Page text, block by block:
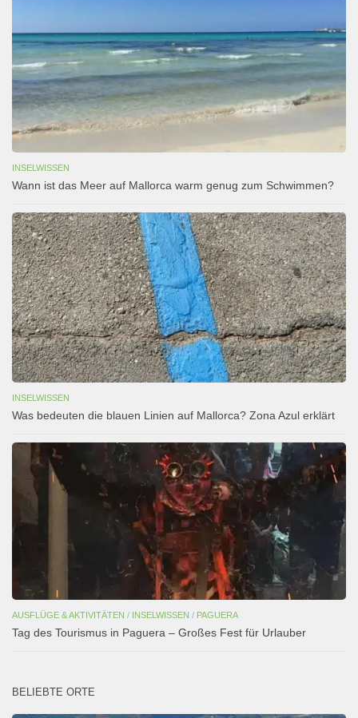
INSELWISSEN
Wann ist das Meer auf Mallorca warm genug zum Schwimmen?
INSELWISSEN
Was bedeuten die blauen Linien auf Mallorca? Zona Azul erklärt
AUSFLÜGE & AKTIVITÄTEN / INSELWISSEN / PAGUERA
Tag des Tourismus in Paguera – Großes Fest für Urlauber
BELIEBTE ORTE